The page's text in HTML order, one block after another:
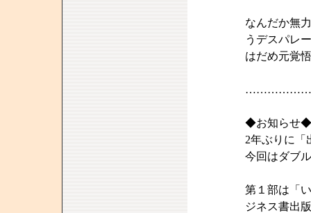
なんだか無
うデスパレ
はだめ元覚
◆お知らせ◆
2年ぶりに「
今回はダブ
第１部は「
ジネス書出